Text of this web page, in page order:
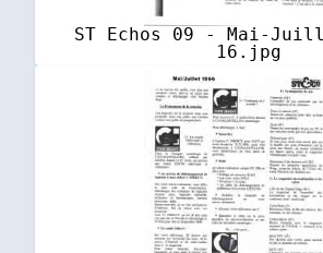
ST Echos 09 - Mai-
16.jpg